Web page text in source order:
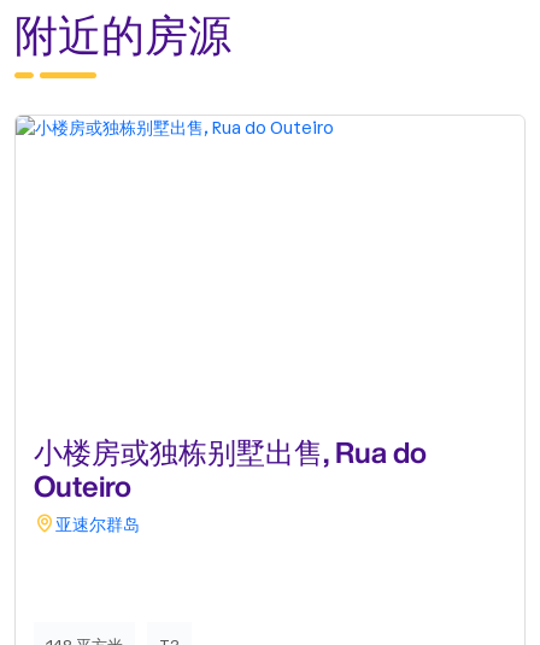
附近的房源
小楼房或独栋别墅出售, Rua do
Outeiro
亚速尔群岛